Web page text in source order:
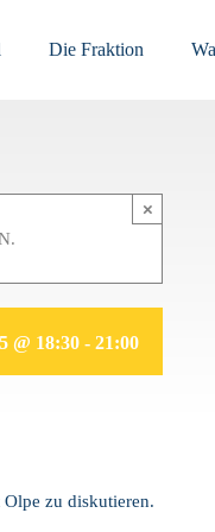
Die Fraktion
×
@ 18:30 - 21:00
zu diskutieren.